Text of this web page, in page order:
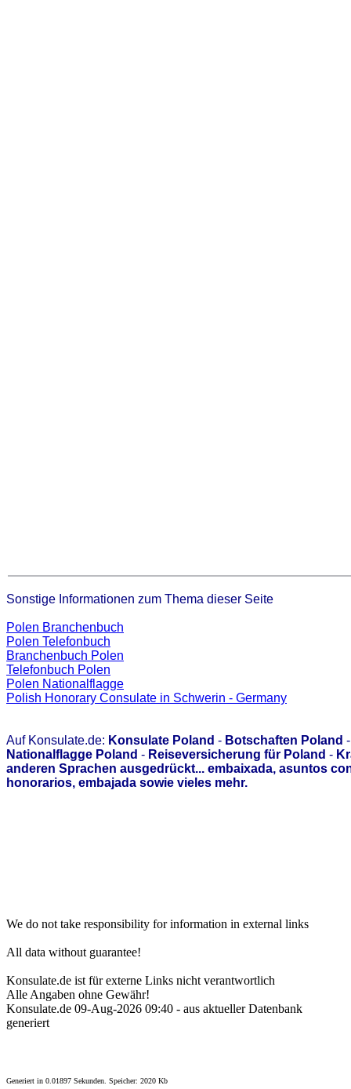
Sonstige Informationen zum Thema dieser Seite
Polen Branchenbuch
Polen Telefonbuch
Branchenbuch Polen
Telefonbuch Polen
Polen Nationalflagge
Polish Honorary Consulate in Schwerin - Germany
Auf Konsulate.de: Konsulate Poland - Botschaften Poland
Nationalflagge Poland - Reiseversicherung für Poland -
anderen Sprachen ausgedrückt... embaixada, asuntos
honorarios, embajada sowie vieles mehr.
We do not take responsibility for information in external links
All data without guarantee!
Konsulate.de ist für externe Links nicht verantwortlich
Alle Angaben ohne Gewähr!
Konsulate.de 09-Aug-2026 09:40 - aus aktueller Datenbank
generiert
Generiert in 0.01897 Sekunden. Speicher: 2020 Kb